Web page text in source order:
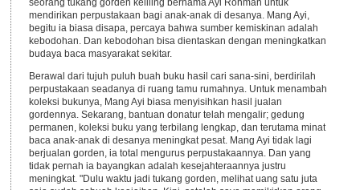
seorang tukang gorden keliling bernama Ayi Rohman untuk
mendirikan perpustakaan bagi anak-anak di desanya. Mang Ayi,
begitu ia biasa disapa, percaya bahwa sumber kemiskinan adalah
kebodohan. Dan kebodohan bisa dientaskan dengan meningkatkan
budaya baca masyarakat sekitar.
Berawal dari tujuh puluh buah buku hasil cari sana-sini, berdirilah
perpustakaan seadanya di ruang tamu rumahnya. Untuk menambah
koleksi bukunya, Mang Ayi biasa menyisihkan hasil jualan
gordennya. Sekarang, bantuan donatur telah mengalir; gedung
permanen, koleksi buku yang terbilang lengkap, dan terutama minat
baca anak-anak di desanya meningkat pesat. Mang Ayi tidak lagi
berjualan gorden, ia total mengurus perpustakaannya. Dan yang
tidak pernah ia bayangkan adalah kesejahteraannya justru
meningkat. "Dulu waktu jadi tukang gorden, melihat uang satu juta